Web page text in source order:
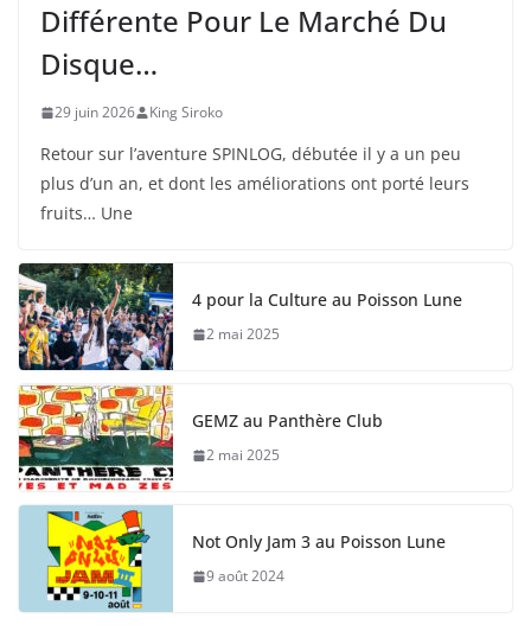
Différente Pour Le Marché Du
Disque…
29 juin 2026 King Siroko
Retour sur l’aventure SPINLOG, débutée il y a un peu
plus d’un an, et dont les améliorations ont porté leurs
fruits… Une
4 pour la Culture au Poisson Lune
2 mai 2025
GEMZ au Panthère Club
2 mai 2025
Not Only Jam 3 au Poisson Lune
9 août 2024